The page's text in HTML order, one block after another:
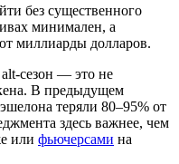
без существенного
минимален, а
миллиарды долларов.
сезон — это не
В предыдущем
теряли 80–95% от
здесь важнее, чем
или фьючерсами на